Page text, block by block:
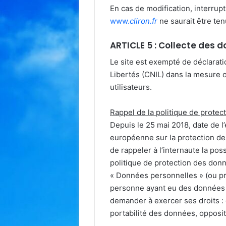
En cas de modification,
www.cliron.fr ne saurait être
ARTICLE 5 : Collecte des
Le site est exempté de
Libertés (CNIL) dans la
utilisateurs.
Rappel de la politique de
Depuis le 25 mai 2018, date de
européenne sur la protection
de rappeler à l’internaute la
politique de protection des
« Données personnelles » (ou
personne ayant eu des
demander à exercer ses droits
portabilité des données,